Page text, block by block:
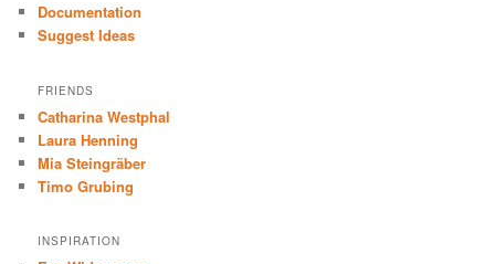
Documentation
Suggest Ideas
FRIENDS
Catharina Westphal
Laura Henning
Mia Steingräber
Timo Grubing
INSPIRATION